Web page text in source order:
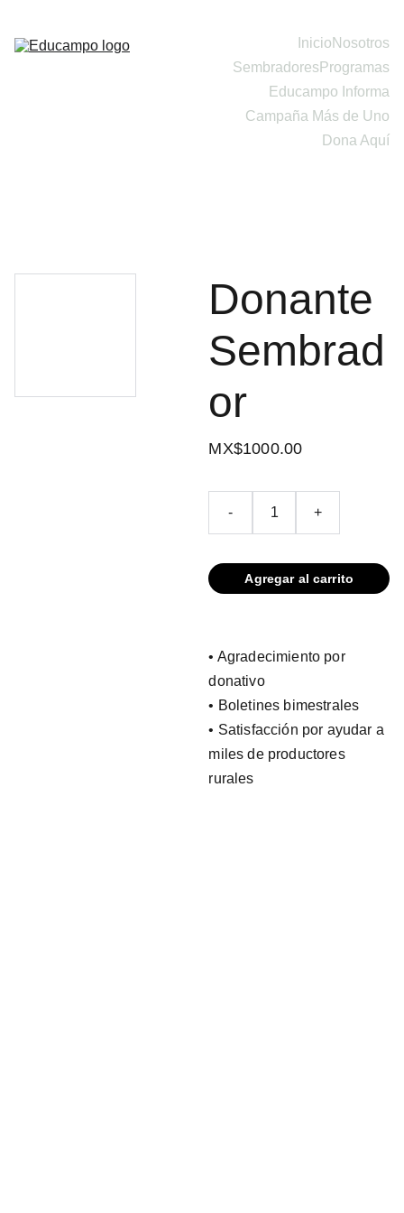
Inicio Nosotros
Sembradores Programas
Educampo Informa
Campaña Más de Uno
Dona Aquí
Donante
Sembrad
or
MX$1000.00
- +
Agregar al carrito
• Agradecimiento por
donativo
• Boletines bimestrales
• Satisfacción por ayudar a
miles de productores
rurales